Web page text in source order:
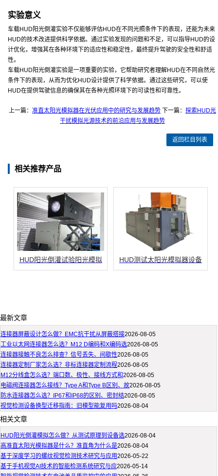
实验意义
车载HUD阳光倒灌实验不仅能够评估HUD在不同光照条件下的表现，还能为未来
HUD的技术改进提供科学依据。通过实验发现的问题和不足，可以指导HUD的设
计优化，增强其在各种环境下的适应性和稳定性，最终提升驾驶的安全性和舒适
性。
车载HUD阳光倒灌实验是一项重要的实验，它帮助研究者理解HUD在不同自然光
条件下的表现，从而为优化HUD设计提供了科学依据。通过这些研究，可以使
HUD在提供驾驶信息的确保其在各种光照环境下的可读性和可靠性。
上一篇：准直太阳光模拟器在光伏应用中的研究与发展趋势 下一篇：探索HUD光
干扰模拟光源技术的前沿应用与发展趋势
返回栏目列表
相关推荐产品
HUD阳光倒灌试验阳光模拟 HUD测试太阳光模拟器设备
最新文章
连接器屏蔽设计怎么做？EMC抗干扰从屏蔽搭接2026-08-05
工业以太网连接器怎么选？M12 D编码和X编码选2026-08-05
连接器接触不良怎么排查？信号丢失、间歇性2026-08-05
连接器定制厂家怎么选？非标连接器定制流程2026-08-05
M12分线盒怎么选？端口数、极性、接线方式和2026-08-05
电磁阀连接器怎么接线？Type A和Type B区别、故2026-08-05
防水连接器怎么选？IP67和IP68的区别、密封结2026-08-05
视觉检测设备换型迁移指南：旧模型能复用吗2026-08-04
相关文章
HUD阳光倒灌模拟怎么做？从测试原理到设备选2026-08-04
高准直太阳光模拟器是什么？准直角为什么是2026-08-04
基于深度学习的螺纹视觉检测技术研究与应用2026-05-22
基于手机视觉AI技术的智能检测系统研究与应2026-05-14